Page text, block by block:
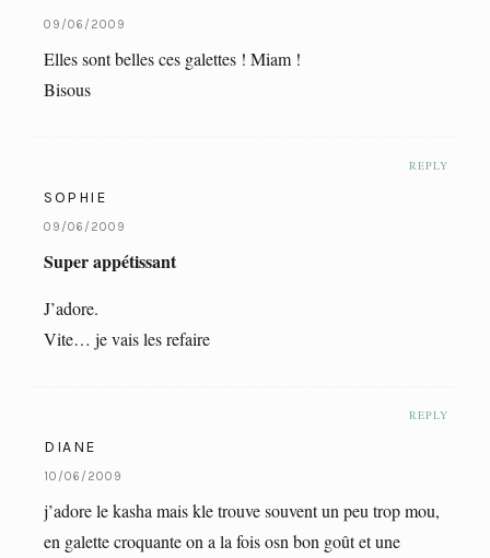
09/06/2009
Elles sont belles ces galettes ! Miam !
Bisous
REPLY
SOPHIE
09/06/2009
Super appétissant
J’adore.
Vite… je vais les refaire
REPLY
DIANE
10/06/2009
j’adore le kasha mais kle trouve souvent un peu trop mou,
en galette croquante on a la fois osn bon goût et une